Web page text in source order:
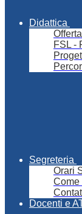
Didattica
FSL -
Segreteria
Orari
Come
Docenti e